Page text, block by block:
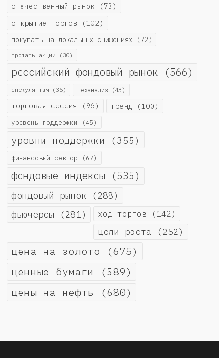
отечественный рынок (73)
открытие торгов (102)
покупать на локальных снижениях (72)
продать акции (30)
российский фондовый рынок (566)
спекулянтам (36) теханализ (43)
торговая сессия (96) тренд (100)
уровень поддержки (45)
уровни поддержки (355)
финансовый сектор (67)
фондовые индексы (535)
фондовый рынок (288)
фьючерсы (281) ход торгов (142)
цели роста (252)
цена на золото (675)
ценные бумаги (589)
цены на нефть (680)